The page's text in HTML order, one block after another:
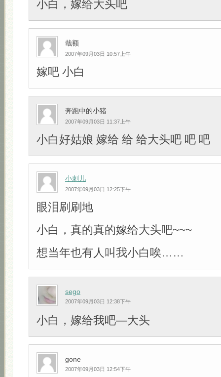
小白，嫁给大头吧
哉额
2007年09月03日 10:57上午
嫁吧 小白
奔跑中的小猪
2007年09月03日 11:37上午
小白好姑娘 嫁给 给 给大头吧 吧 吧
小刺儿
2007年09月03日 12:25下午
眼泪刷刷地
小白，真的真的嫁给大头吧~~~
想当年也有人叫我小白唉……
sego
2007年09月03日 12:38下午
小白，嫁给我吧—大头
gone
2007年09月03日 12:54下午